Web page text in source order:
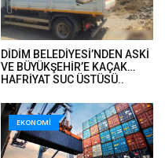
DİDİM BELEDİYESİ’NDEN ASKİ
VE BÜYÜKŞEHİR’E KAÇAK
HAFRİYAT SUÇ ÜSTÜSÜ..
EKONOMİ